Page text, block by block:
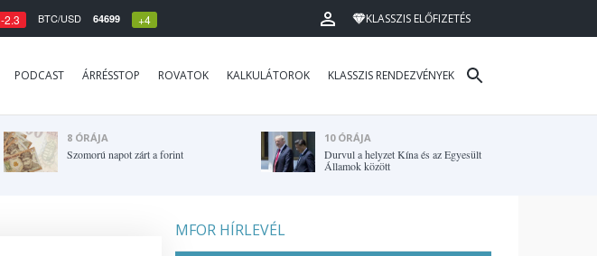
-2.3 BTC/USD 64699 +4 KLASSZIS ELŐFIZETÉS
PODCAST ÁRRÉSSTOP ROVATOK KALKULÁTOROK KLASSZIS RENDEZVÉNYEK
8 ÓRÁJA
Szomorú napot zárt a forint
10 ÓRÁJA
Durvul a helyzet Kína és az Egyesült
Államok között
MFOR HÍRLEVÉL